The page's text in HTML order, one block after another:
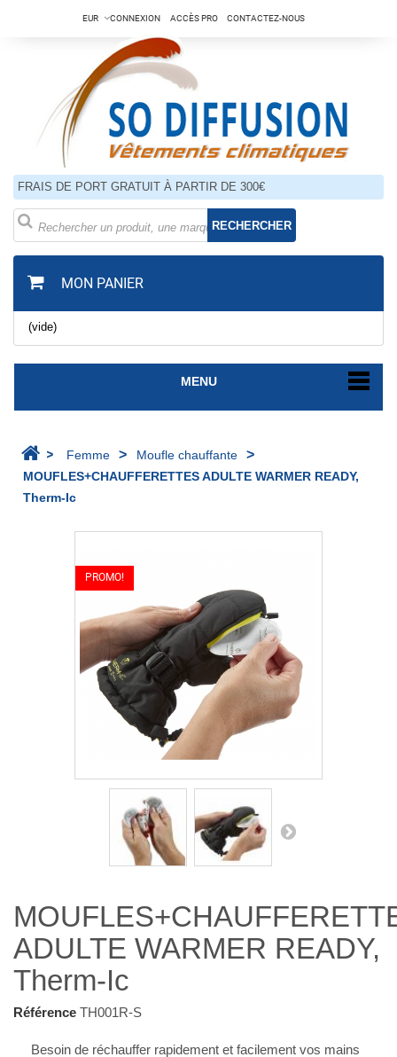
EUR CONNEXION ACCÈS PRO CONTACTEZ-NOUS
FRAIS DE PORT GRATUIT À PARTIR DE 300€
RECHERCHER
MON PANIER
(vide)
MENU
> Femme > Moufle chauffante >
MOUFLES+CHAUFFERETTES ADULTE WARMER READY,
Therm-Ic
PROMO!
ADULTE WARMER READY,
Therm-Ic
Référence TH001R-S
Besoin de réchauffer rapidement et facilement vos mains